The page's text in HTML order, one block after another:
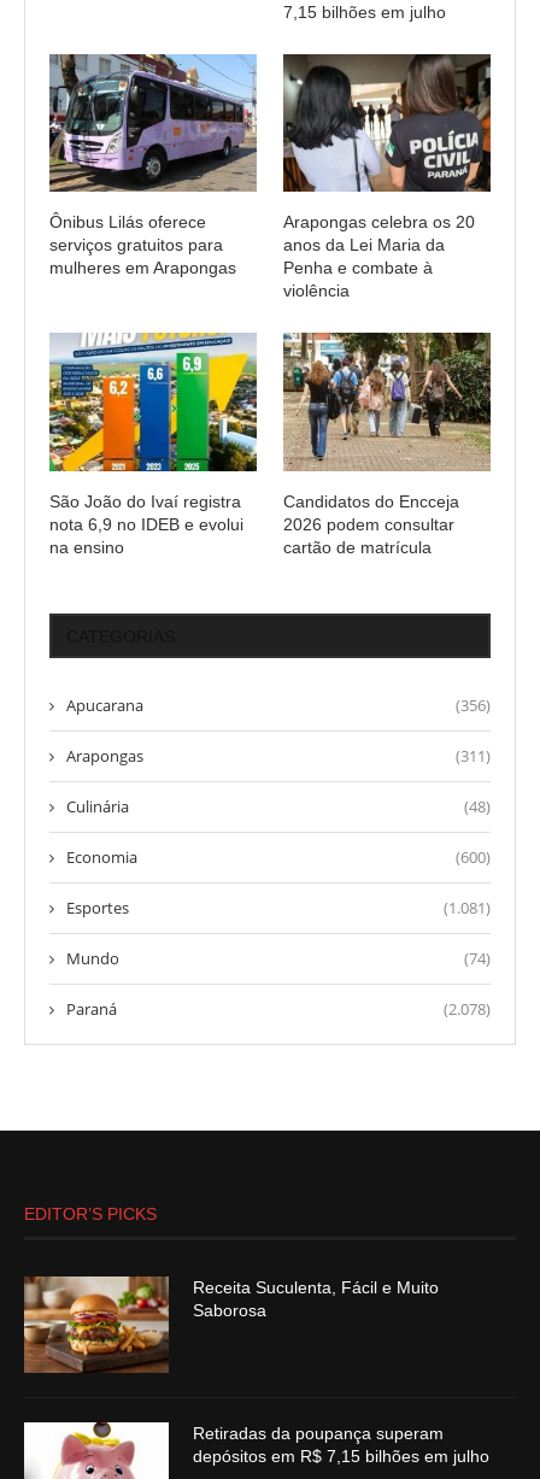
7,15 bilhões em julho
Ônibus Lilás oferece
serviços gratuitos para
mulheres em Arapongas
Arapongas celebra os 20
anos da Lei Maria da
Penha e combate à
violência
São João do Ivaí registra
nota 6,9 no IDEB e evolui
na ensino
Candidatos do Encceja
2026 podem consultar
cartão de matrícula
Apucarana (356)
Arapongas (311)
Culinária (48)
Economia (600)
Esportes (1.081)
Mundo (74)
Paraná (2.078)
EDITOR’S PICKS
Receita Suculenta, Fácil e Muito
Saborosa
Retiradas da poupança superam
depósitos em R$ 7,15 bilhões em julho